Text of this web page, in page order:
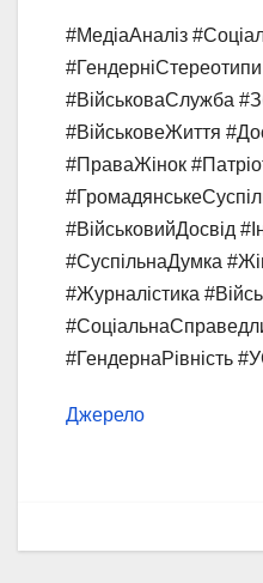
#МедіаАналіз
#ГендерніСтереотипи
#ВійськоваСлужба
#ВійськовеЖиття
#ПраваЖінок
#ВійськовийДосвід
#СуспільнаДумка
#Журналістика
#ГендернаРівність
Джерело